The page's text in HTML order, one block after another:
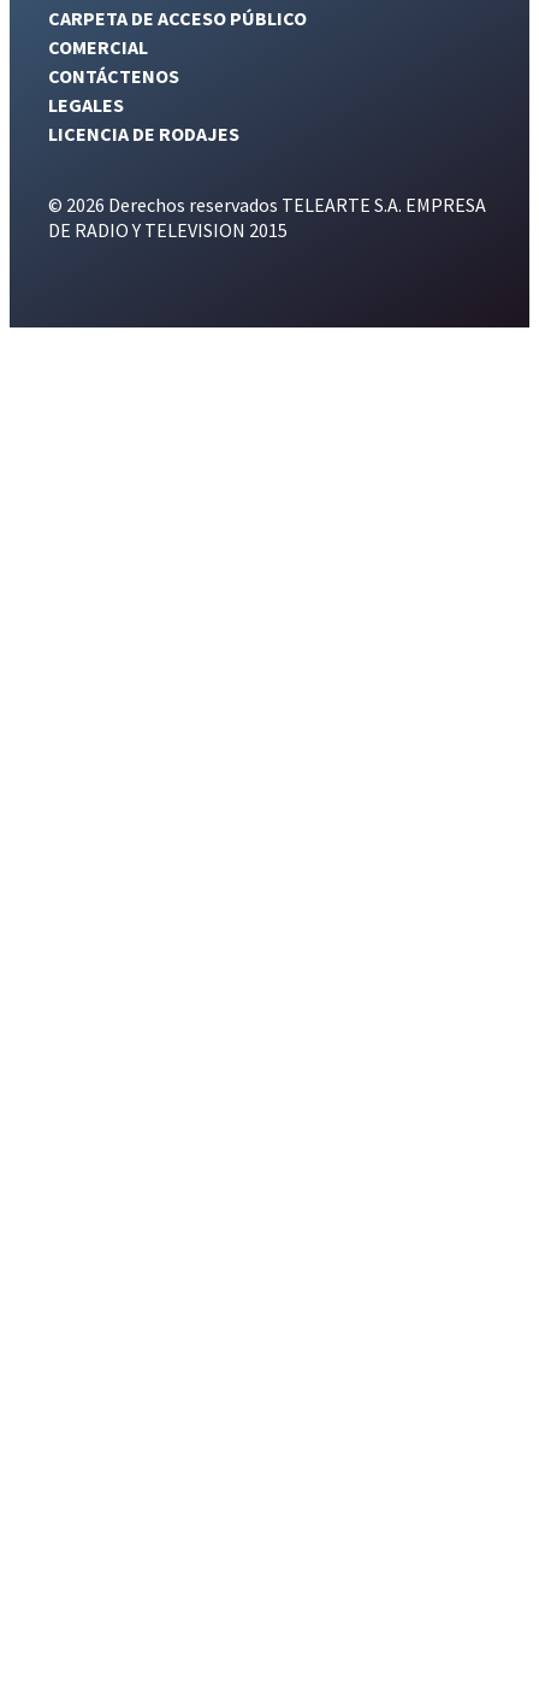
CARPETA DE ACCESO PÚBLICO
COMERCIAL
CONTÁCTENOS
LEGALES
LICENCIA DE RODAJES
© 2026 Derechos reservados TELEARTE S.A. EMPRESA
DE RADIO Y TELEVISION 2015